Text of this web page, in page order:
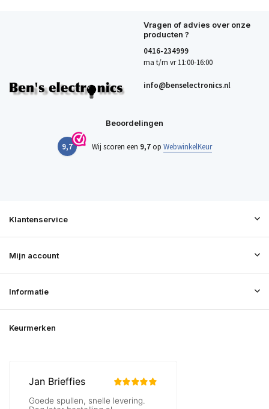
Vragen of advies over onze
producten ?
0416-234999
ma t/m vr 11:00-16:00
info@benselectronics.nl
Beoordelingen
9,7 Wij scoren een 9,7op WebwinkelKeur
Klantenservice
Mijn account
Informatie
Keurmerken